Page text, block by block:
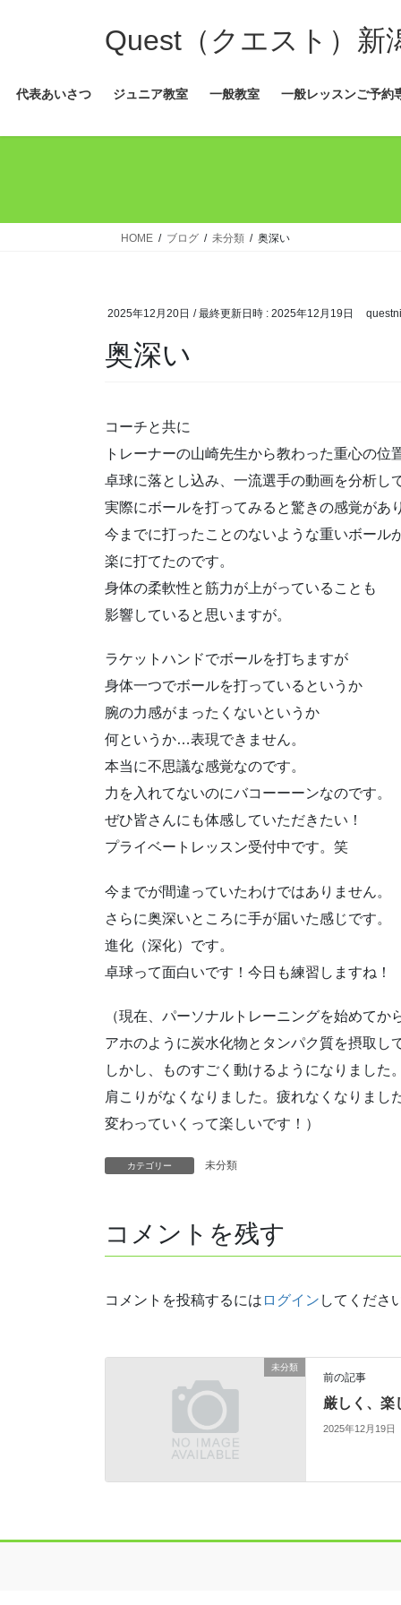
ス
ン
Quest（クエスト）新
代表あいさつ ジュニア教室 一般教室 一般レッスンご予約
HOME ブログ 未分類 奥深い
2025年12月20日 / 最終更新日時 : 2025年12月19日
奥深い
コーチと共に
トレーナーの山崎先生から教わった重心の位
卓球に落とし込み、一流選手の動画を分析し
実際にボールを打ってみると驚きの感覚があ
今までに打ったことのないような重いボール
楽に打てたのです。
身体の柔軟性と筋力が上がっていることも
影響していると思いますが。
ラケットハンドでボールを打ちますが
身体一つでボールを打っているというか
腕の力感がまったくないというか
何というか…表現できません。
本当に不思議な感覚なのです。
力を入れてないのにバコーーーンなのです。
ぜひ皆さんにも体感していただきたい！
プライベートレッスン受付中です。笑
今までが間違っていたわけではありません。
さらに奥深いところに手が届いた感じです。
進化（深化）です。
卓球って面白いです！今日も練習しますね！
（現在、パーソナルトレーニングを始めてか
アホのように炭水化物とタンパク質を摂取し
しかし、ものすごく動けるようになりました。
肩こりがなくなりました。疲れなくなりました
変わっていくって楽しいです！）
カテゴリー 未分類
コメントを残す
コメントを投稿するには ログイン してくださ
未分類
前の記事
厳しく、楽
2025年12月19日